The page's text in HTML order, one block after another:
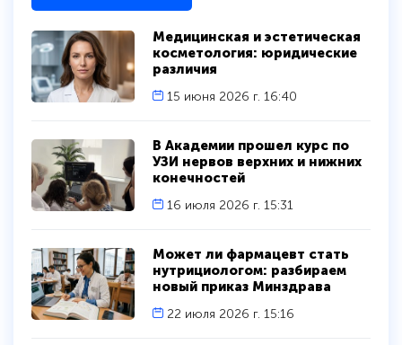
Может ли фармацевт стать
нутрициологом: разбираем
новый приказ Минздрава
22 июля 2026 г. 15:16
В Академии прошел курс по
УЗИ нервов верхних и нижних
конечностей
16 июля 2026 г. 15:31
Медицинская и эстетическая
косметология: юридические
различия
15 июня 2026 г. 16:40